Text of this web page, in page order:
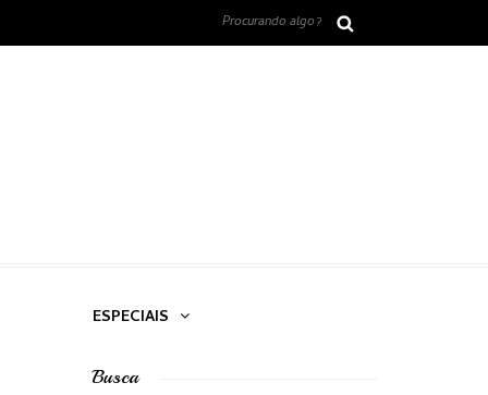
ESPECIAIS
Busca